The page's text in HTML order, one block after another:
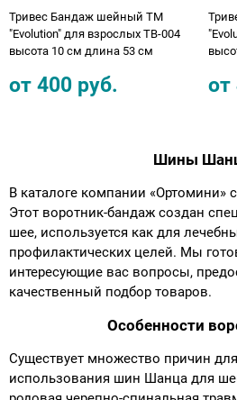
Тривес Бандаж шейный ТМ
"Evolution" для взрослых ТВ-004
высота 10 см длина 53 см
от 400 руб. от
Шины
В каталоге компании
Этот воротник-бандаж создан
шее, используется как для
профилактических целей. Мы
интересующие вас вопросы,
качественный подбор товаров.
Особенности
Существует множество причин
использования шин Шанца для